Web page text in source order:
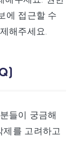
에 접근할 수
해주세요.
들이 궁금해
를 고려하고